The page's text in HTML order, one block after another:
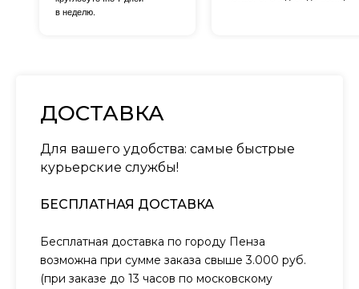
в неделю.
ДОСТАВКА
Для вашего удобства: самые быстрые
курьерские службы!
БЕСПЛАТНАЯ ДОСТАВКА
Бесплатная доставка по городу Пенза
возможна при сумме заказа свыше 3.000 руб.
(при заказе до 13 часов по московскому